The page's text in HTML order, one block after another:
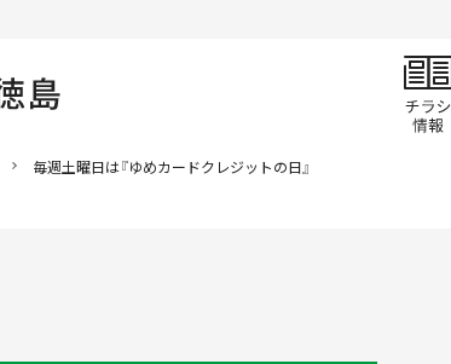
毎週土曜日は『ゆめカードクレジットの日』